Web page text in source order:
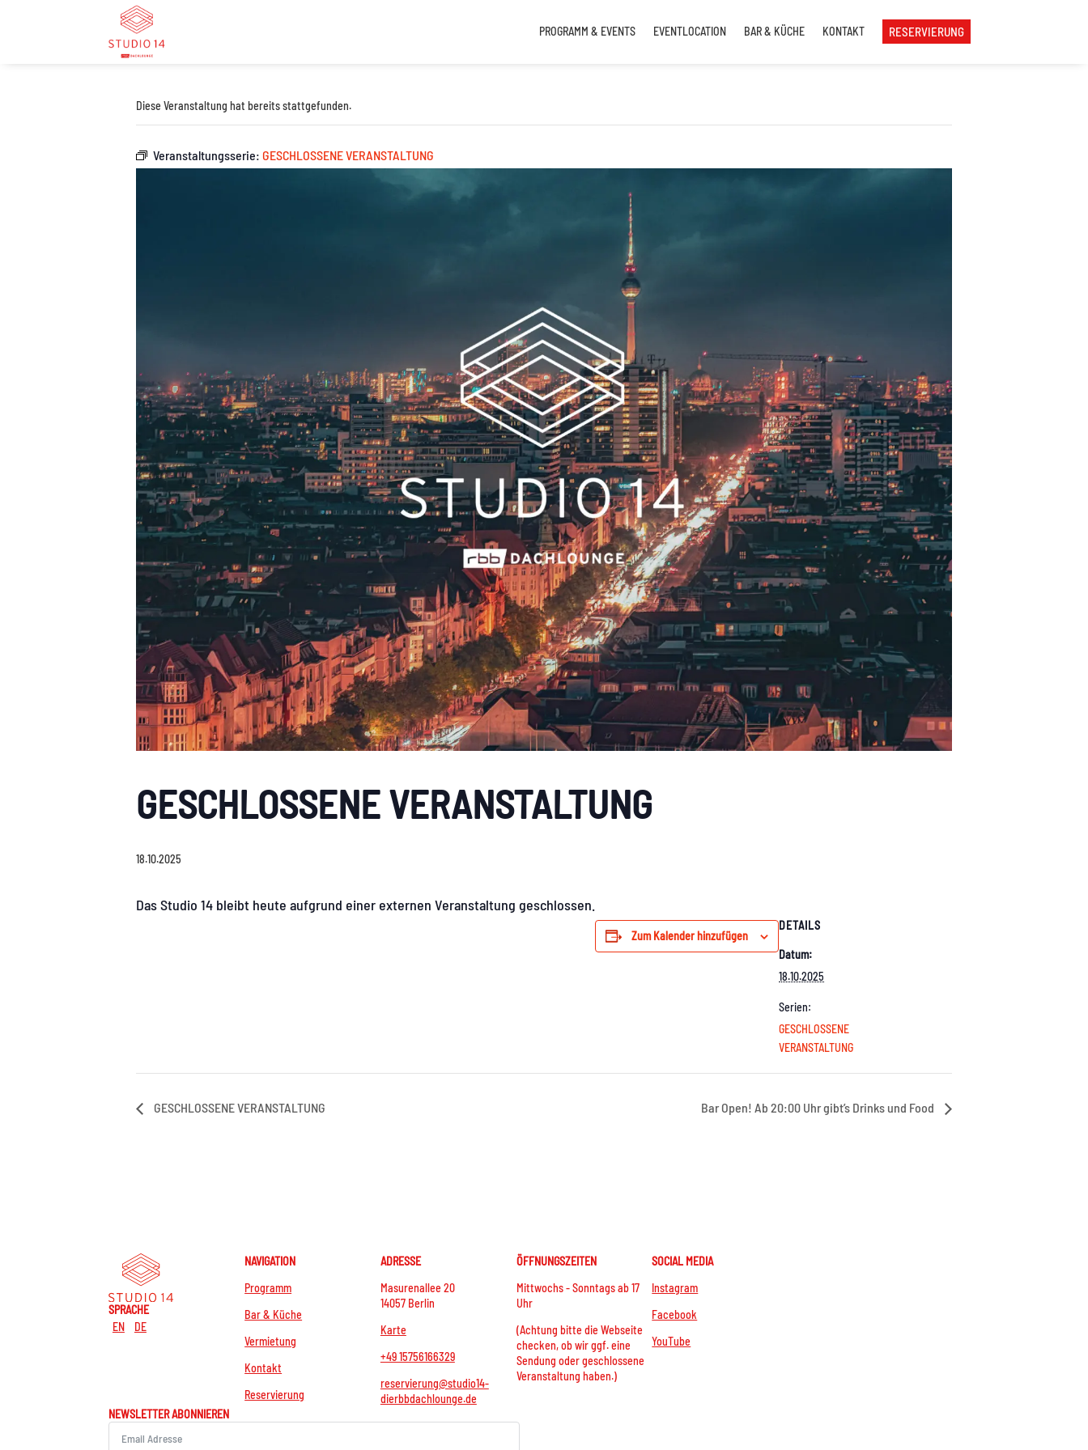
PROGRAMM & EVENTS EVENTLOCATION BAR & KÜCHE KONTAKT RESERVIERUNG
Diese Veranstaltung hat bereits stattgefunden.
Veranstaltungsserie: GESCHLOSSENE VERANSTALTUNG
GESCHLOSSENE VERANSTALTUNG
18.10.2025
Das Studio 14 bleibt heute aufgrund einer externen Veranstaltung geschlossen.
Zum Kalender hinzufügen
DETAILS
Datum:
18.10.2025
Serien:
GESCHLOSSENE
VERANSTALTUNG
GESCHLOSSENE VERANSTALTUNG Bar Open! Ab 20:00 Uhr gibt’s Drinks und Food
SPRACHE
EN
DE
NAVIGATION
Programm
Bar & Küche
Vermietung
Kontakt
Reservierung
ADRESSE
Masurenallee 20
14057 Berlin
Karte
+49 15756166329
reservierung@studio14-
dierbbdachlounge.de
ÖFFNUNGSZEITEN
Mittwochs - Sonntags ab 17
Uhr
(Achtung bitte die Webseite
checken, ob wir ggf. eine
Sendung oder geschlossene
Veranstaltung haben.)
SOCIAL MEDIA
Instagram
Facebook
YouTube
NEWSLETTER ABONNIEREN